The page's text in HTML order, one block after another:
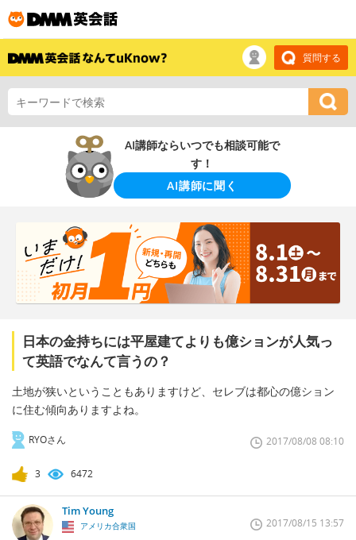
質問する
AI講師ならいつでも相談可能で
す！
AI講師に聞く
日本の金持ちには平屋建てよりも億ションが人気っ
て英語でなんて言うの？
土地が狭いということもありますけど、セレブは都心の億ション
に住む傾向ありますよね。
RYOさん 2017/08/08 08:10
3 6472
Tim Young
アメリカ合衆国 2017/08/15 13:57